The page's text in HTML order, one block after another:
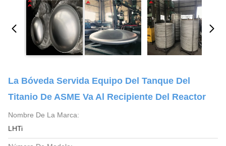
La Bóveda Servida Equipo Del Tanque Del
Titanio De ASME Va Al Recipiente Del Reactor
Nombre De La Marca:
LHTi